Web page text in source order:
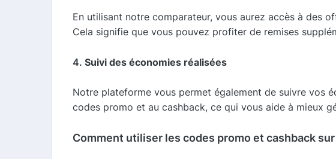
En utilisant notre comparateur, vous aurez accès à des
Cela signifie que vous pouvez profiter de remises
4. Suivi des économies réalisées
Notre plateforme vous permet également de suivre vos
codes promo et au cashback, ce qui vous aide à mieux
Comment utiliser les codes promo et cashback